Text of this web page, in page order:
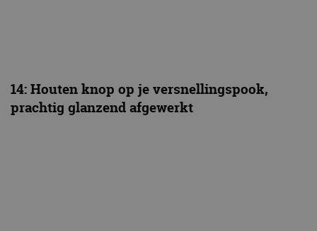
14: Houten knop op je versnellingspook,
prachtig glanzend afgewerkt